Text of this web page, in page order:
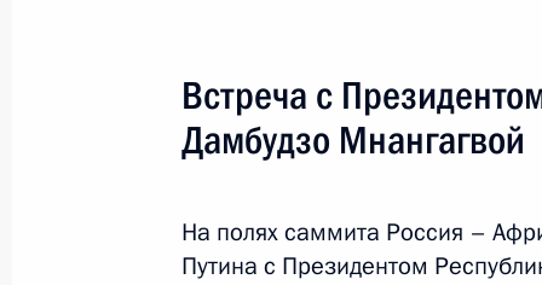
Послания Федеральному Собранию
Заявления по важнейшим вопросам
Речи и обращения
Встреча с
Дамбудзо Мнангагвой
На полях саммита Россия –
Путина с Президентом